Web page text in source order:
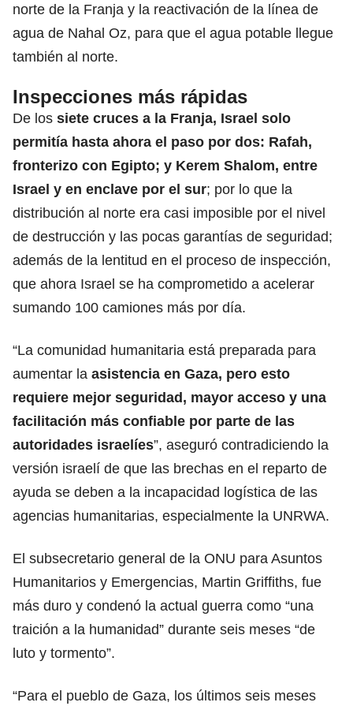
norte de la Franja y la reactivación de la línea de
agua de Nahal Oz, para que el agua potable llegue
también al norte.
Inspecciones más rápidas
De los siete cruces a la Franja, Israel solo
permitía hasta ahora el paso por dos: Rafah,
fronterizo con Egipto; y Kerem Shalom, entre
Israel y en enclave por el sur; por lo que la
distribución al norte era casi imposible por el nivel
de destrucción y las pocas garantías de seguridad;
además de la lentitud en el proceso de inspección,
que ahora Israel se ha comprometido a acelerar
sumando 100 camiones más por día.
“La comunidad humanitaria está preparada para
aumentar la asistencia en Gaza, pero esto
requiere mejor seguridad, mayor acceso y una
facilitación más confiable por parte de las
autoridades israelíes”, aseguró contradiciendo la
versión israelí de que las brechas en el reparto de
ayuda se deben a la incapacidad logística de las
agencias humanitarias, especialmente la UNRWA.
El subsecretario general de la ONU para Asuntos
Humanitarios y Emergencias, Martin Griffiths, fue
más duro y condenó la actual guerra como “una
traición a la humanidad” durante seis meses “de
luto y tormento”.
“Para el pueblo de Gaza, los últimos seis meses